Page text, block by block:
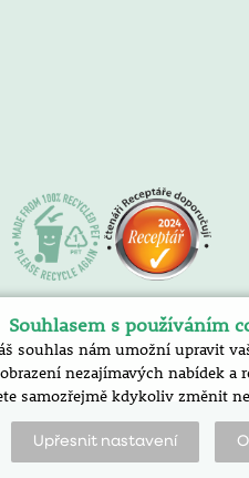
Souhlasem s používáním
souhlas nám umožní upravit
nezajímavých nabídek
samozřejmě kdykoliv změnit
Upřesnit nastavení